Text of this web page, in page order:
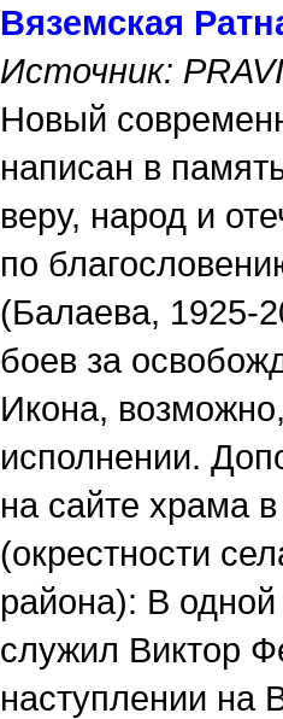
Вяземская
Источник:
Новый
написан в
веру, народ и
по
(Балаева, 1925-
боев за
Икона,
исполнении.
на сайте храма
(окрестности
района): В
служил Виктор
наступлении на